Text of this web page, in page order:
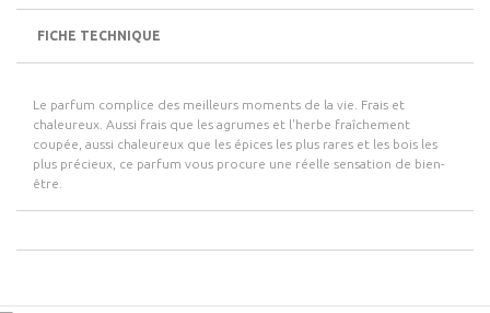
FICHE TECHNIQUE
Le parfum complice des meilleurs moments de la vie. Frais et
chaleureux. Aussi frais que les agrumes et l'herbe fraîchement
coupée, aussi chaleureux que les épices les plus rares et les bois les
plus précieux, ce parfum vous procure une réelle sensation de bien-
être.